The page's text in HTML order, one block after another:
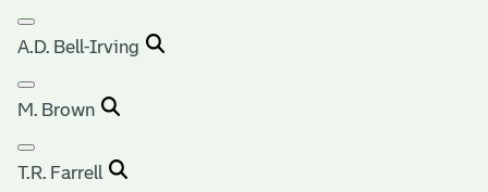
A.D. Bell-Irving
M. Brown
T.R. Farrell